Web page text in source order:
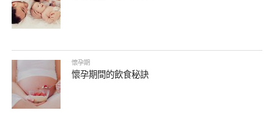
懷孕期
懷孕期間的飲食秘訣